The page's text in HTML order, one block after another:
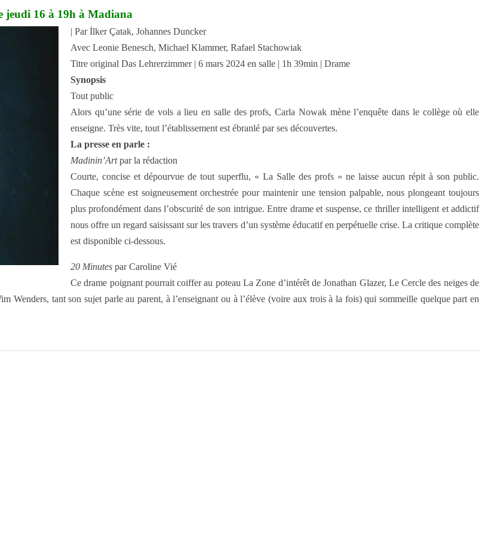
jeudi 16 à 19h à Madiana
| Par İlker Çatak, Johannes Duncker
Avec Leonie Benesch, Michael Klammer, Rafael Stachowiak
Titre original Das Lehrerzimmer | 6 mars 2024 en salle | 1h 39min | Drame
Synopsis
Tout public
Alors qu’une série de vols a lieu en salle des profs, Carla Nowak mène l’enquête dans le collège où elle
enseigne. Très vite, tout l’établissement est ébranlé par ses découvertes.
La presse en parle :
Madinin’Artpar la rédaction
Courte, concise et dépourvue de tout superflu, « La Salle des profs » ne laisse aucun répit à son public.
Chaque scène est soigneusement orchestrée pour maintenir une tension palpable, nous plongeant toujours
plus profondément dans l’obscurité de son intrigue. Entre drame et suspense, ce thriller intelligent et addictif
nous offre un regard saisissant sur les travers d’un système éducatif en perpétuelle crise. La critique complète
est disponible ci-dessous.
20 Minutes par Caroline Vié
Ce drame poignant pourrait coiffer au poteau La Zone d’intérêt de Jonathan Glazer, Le Cercle des neiges de
tant son sujet parle au parent, à l’enseignant ou à l’élève (voire aux trois à la fois) qui sommeille quelque part en